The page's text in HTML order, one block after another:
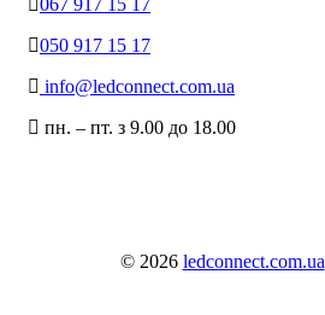
067 917 15 17
050 917 15 17
info@ledconnect.com.ua
пн. – пт. з 9.00 до 18.00
© 2026 ledconnect.com.ua